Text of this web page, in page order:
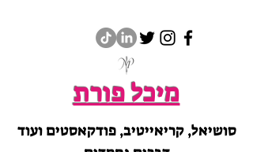
מיכל פורת
סושיאל, קריאייטיב, פודקאסטים ועוד